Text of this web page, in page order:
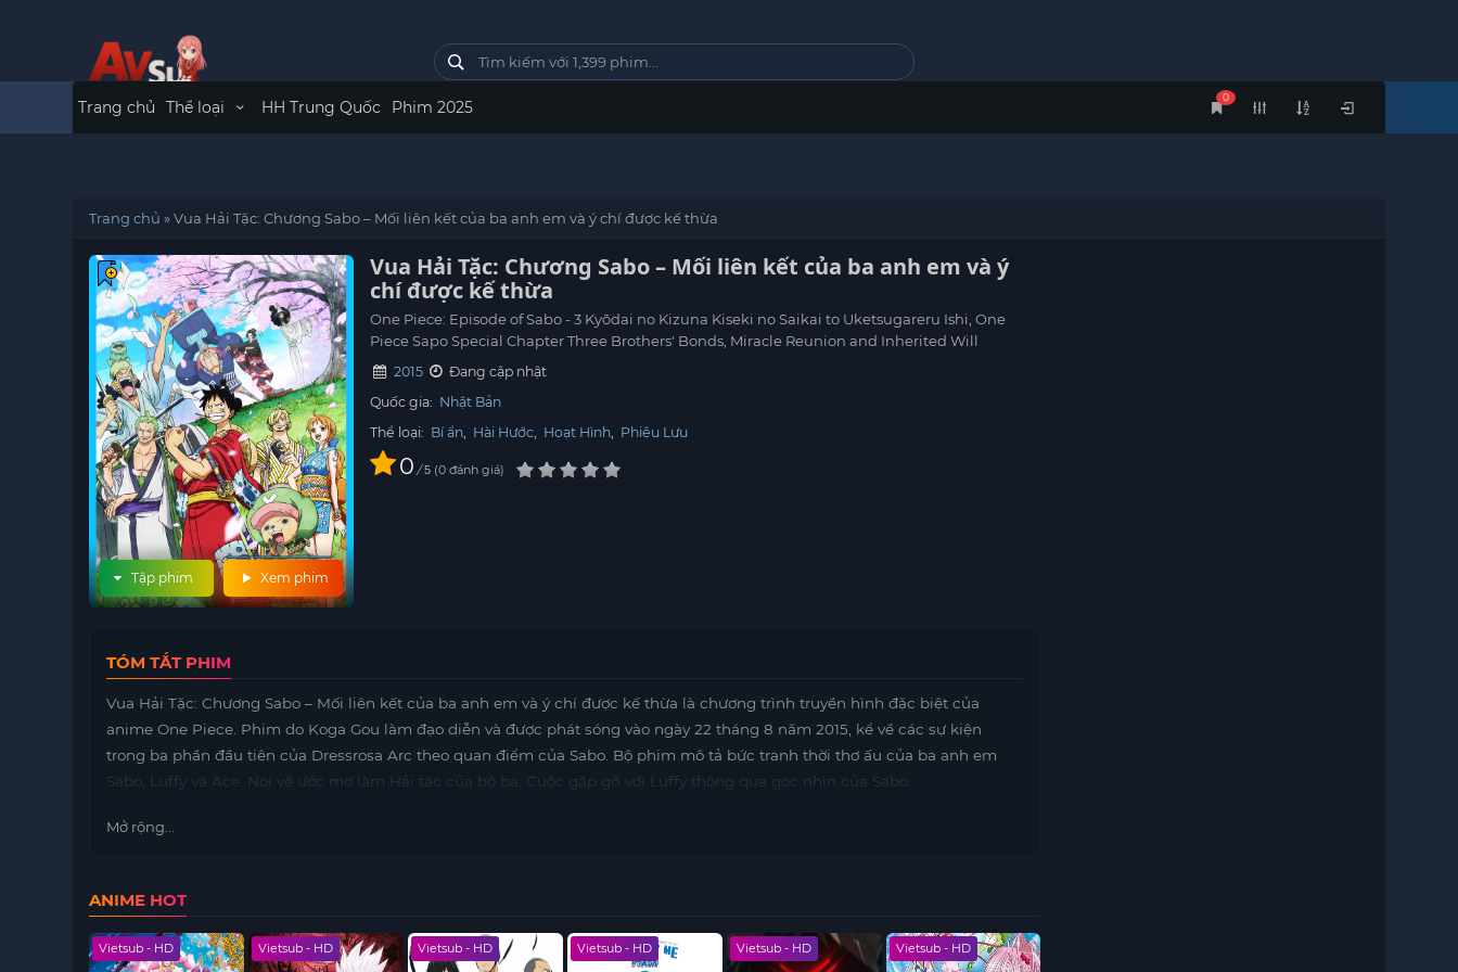
0
Trang chủ Thể loại HH Trung Quốc Phim 2025
Trang chủ »Vua Hải Tặc: Chương Sabo – Mối liên kết của ba anh em và ý chí được kế thừa
Xem phim
Tập phim
Vua Hải Tặc: Chương Sabo – Mối liên kết của ba anh em và ý
chí được kế thừa
One Piece: Episode of Sabo - 3 Kyōdai no Kizuna Kiseki no Saikai to Uketsugareru Ishi, One
Piece Sapo Special Chapter Three Brothers' Bonds, Miracle Reunion and Inherited Will
2015
Đang cập nhật
Quốc gia: Nhật Bản
Thể loại: Bí ẩn, Hài Hước, Hoạt Hình, Phiêu Lưu
0 / 5 0 đánh giá
TÓM TẮT PHIM
Vua Hải Tặc: Chương Sabo – Mối liên kết của ba anh em và ý chí được kế thừa là chương trình truyền hình đặc biệt của
anime One Piece. Phim do Koga Gou làm đạo diễn và được phát sóng vào ngày 22 tháng 8 năm 2015, kể về các sự kiện
trong ba phần đầu tiên của Dressrosa Arc theo quan điểm của Sabo. Bộ phim mô tả bức tranh thời thơ ấu của ba anh em
Sabo, Luffy và Ace. Nói về ước mơ làm Hải tặc của bộ ba. Cuộc gặp gỡ với Luffy thông qua góc nhìn của Sabo.
Mở rộng...
ANIME HOT
Vietsub - HD Vietsub - HD Vietsub - HD Vietsub - HD Vietsub - HD Vietsub - HD